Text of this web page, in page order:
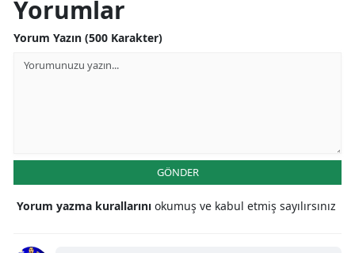
Yorumlar
Yorum Yazın (500 Karakter)
GÖNDER
Yorum yazma kurallarını okumuş ve kabul etmiş sayılırsınız